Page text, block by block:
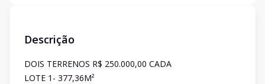
Descrição
DOIS TERRENOS R$ 250.000,00 CADA
LOTE 1- 377,36M²